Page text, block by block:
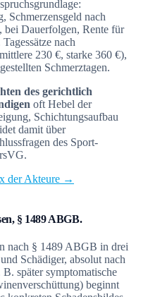
Schmerzensgeld nach
bei Dauerfolgen, Rente für
nach
230 €, starke 360 €),
Schmerztagen.
des gerichtlich
oft Hebel der
Schichtungsaufbau
damit über
des Sport-
der Akteure →
§ 1489 ABGB.
nach § 1489 ABGB in drei
Schädiger, absolut nach
später symptomatische
beginnt